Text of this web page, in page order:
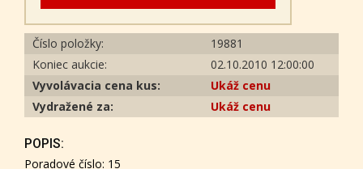
Číslo položky:
19881
Koniec aukcie:
02.10.2010 12:00:00
Vyvolávacia cena kus:
Ukáž cenu
Vydražené za:
Ukáž cenu
POPIS:
Poradové číslo: 15